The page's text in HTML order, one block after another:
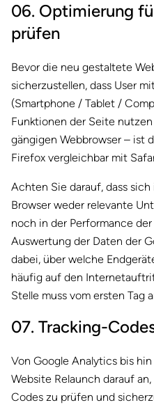
06. Optimierung
prüfen
Bevor die neu gestaltete
sicherzustellen, dass User
(Smartphone / Tablet /
Funktionen der Seite
gängigen Webbrowser – ist
Firefox vergleichbar mit
Achten Sie darauf, dass
Browser weder relevante
noch in der Performance
Auswertung der Daten der
dabei, über welche
häufig auf den
Stelle muss vom ersten Tag
07. Tracking-
Von Google Analytics bis
Website Relaunch darauf
Codes zu prüfen und